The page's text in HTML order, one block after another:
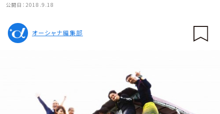
公開日： 2018.9.18
オーシャナ編集部